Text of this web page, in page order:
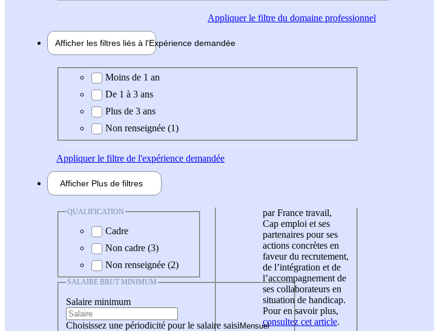
Appliquerle filtre du domaine professionnel
Afficher les filtres liés à l'Expérience demandée
Expérience demandée
Moins de 1 an
De 1 à 3 ans
Plus de 3 ans
Non renseignée (1)
Appliquerle filtre de l'expérience demandée
Afficher Plus de filtres
QUALIFICATION
Cadre
Non cadre (3)
Non renseignée (2)
SALAIRE BRUT MINIMUM
Salaire minimum
Choisissez une périodicité pour le salaire saisi
par France travail,
Cap emploi et ses
partenaires pour ses
actions concrètes en
faveur du recrutement,
de l’intégration et de
l’accompagnement de
ses collaborateurs en
situation de handicap.
Pour en savoir plus,
consultez cet article.